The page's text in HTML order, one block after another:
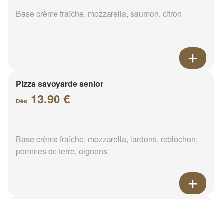
Base crème fraîche, mozzarella, saumon, citron
Pizza savoyarde senior
Dès 13.90 €
Base crème fraîche, mozzarella, lardons, reblochon,
pommes de terre, oignons